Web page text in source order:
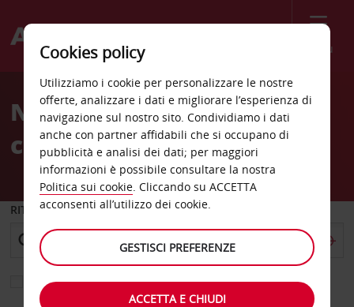
Menù
Welcome
AvisNoleggio auto Viterbo
città
RITIRO DA
Scegli una località di riconsegna diversa
Cookies policy
Utilizziamo i cookie per personalizzare le nostre
offerte, analizzare i dati e migliorare l’esperienza di
navigazione sul nostro sito. Condividiamo i dati
anche con partner affidabili che si occupano di
pubblicità e analisi dei dati; per maggiori
informazioni è possibile consultare la nostra
Politica sui cookie. Cliccando su ACCETTA
acconsenti all’utilizzo dei cookie.
GESTISCI PREFERENZE
ACCETTA E CHIUDI